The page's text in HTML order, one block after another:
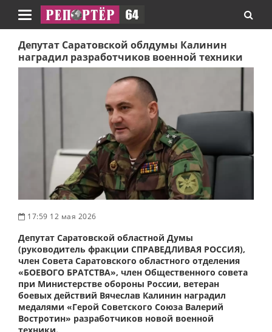
Навигация
Депутат Саратовской облдумы Калинин
наградил разработчиков военной техники
17:59 12 мая 2026
Депутат Саратовской областной Думы
(руководитель фракции СПРАВЕДЛИВАЯ РОССИЯ),
член Совета Саратовского областного отделения
«БОЕВОГО БРАТСТВА», член Общественного совета
при Министерстве обороны России, ветеран
боевых действий Вячеслав Калинин наградил
медалями «Герой Советского Союза Валерий
Востротин» разработчиков новой военной